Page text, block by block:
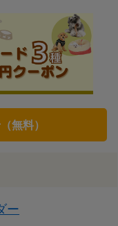
無料）
ー